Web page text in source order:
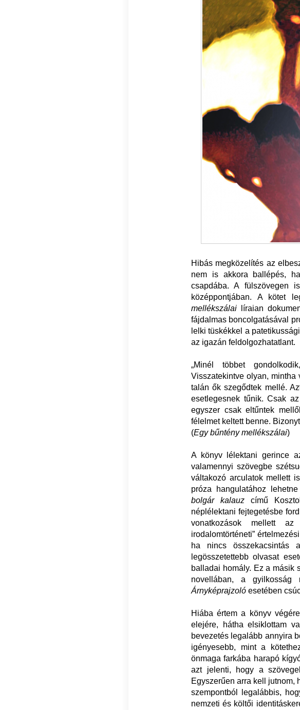
Hibás megközelítés az
nem is akkora ballépés,
csapdába. A fülszövegen
középpontjában. A kötet
mellékszálailíraian
fájdalmas boncolgatásával
lelki tüskékkel a
az igazán feldolgozhatatlant.
„Minél többet
Visszatekintve olyan, mintha
talán ők szegődtek mellé.
esetlegesnek tűnik. Csak
egyszer csak eltűntek
félelmet keltett benne.
(Egy bűntény mellékszálai)
A könyv lélektani gerince
valamennyi szövegbe
váltakozó arculatok mellett
próza hangulatához
bolgár kalauzcímű
néplélektani fejtegetésbe
vonatkozások mellett
irodalomtörténeti”
ha nincs összekacsintás
legösszetettebb olvasat
balladai homály. Ez a másik
novellában, a gyilkosság
Árnyképrajzolóesetében
Hiába értem a könyv
elejére, hátha elsiklottam
bevezetés legalább annyira
igényesebb, mint a
önmaga farkába harapó
azt jelenti, hogy a
Egyszerűen arra kell jutnom,
szempontból legalábbis,
nemzeti és költői